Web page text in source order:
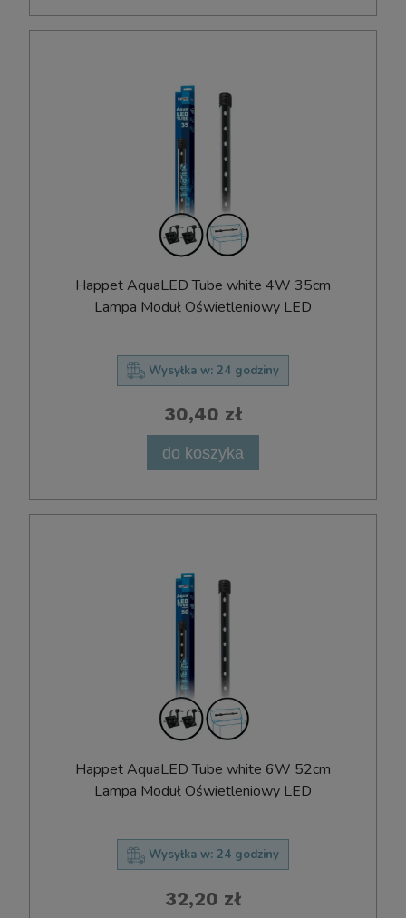
Happet AquaLED Tube white 4W 35cm
Lampa Moduł Oświetleniowy LED
Wysyłka w: 24 godziny
30,40 zł
do koszyka
Happet AquaLED Tube white 6W 52cm
Lampa Moduł Oświetleniowy LED
Wysyłka w: 24 godziny
32,20 zł